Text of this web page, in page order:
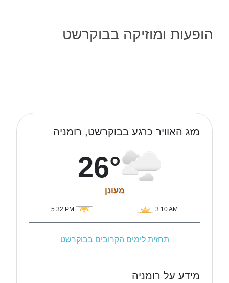
הופעות ומוזיקה בבוקרשט
מזג האוויר כרגע בבוקרשט, רומניה
26°
מעונן
5:32 PM 3:10 AM
תחזית לימים הקרובים בבוקרשט
מידע על רומניה